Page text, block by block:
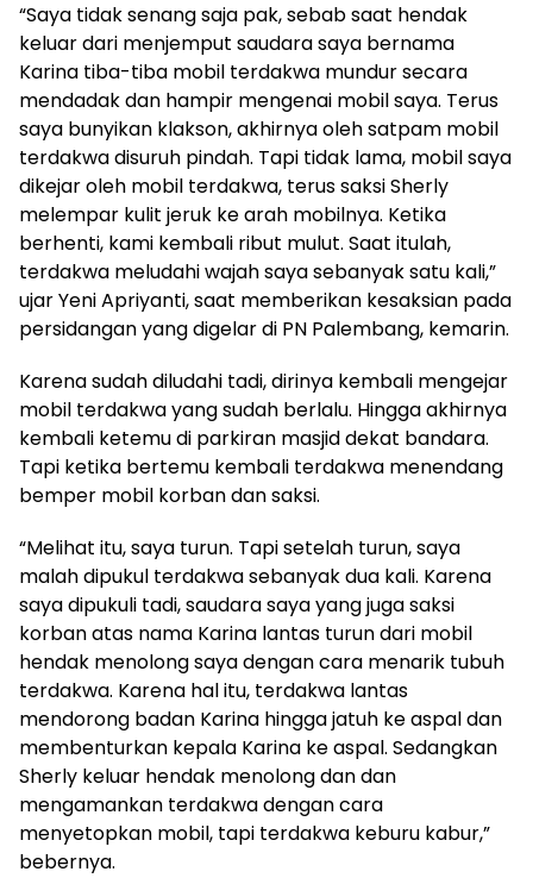
“Saya tidak senang saja pak, sebab saat hendak
keluar dari menjemput saudara saya bernama
Karina tiba-tiba mobil terdakwa mundur secara
mendadak dan hampir mengenai mobil saya. Terus
saya bunyikan klakson, akhirnya oleh satpam mobil
terdakwa disuruh pindah. Tapi tidak lama, mobil saya
dikejar oleh mobil terdakwa, terus saksi Sherly
melempar kulit jeruk ke arah mobilnya. Ketika
berhenti, kami kembali ribut mulut. Saat itulah,
terdakwa meludahi wajah saya sebanyak satu kali,”
ujar Yeni Apriyanti, saat memberikan kesaksian pada
persidangan yang digelar di PN Palembang, kemarin.
Karena sudah diludahi tadi, dirinya kembali mengejar
mobil terdakwa yang sudah berlalu. Hingga akhirnya
kembali ketemu di parkiran masjid dekat bandara.
Tapi ketika bertemu kembali terdakwa menendang
bemper mobil korban dan saksi.
“Melihat itu, saya turun. Tapi setelah turun, saya
malah dipukul terdakwa sebanyak dua kali. Karena
saya dipukuli tadi, saudara saya yang juga saksi
korban atas nama Karina lantas turun dari mobil
hendak menolong saya dengan cara menarik tubuh
terdakwa. Karena hal itu, terdakwa lantas
mendorong badan Karina hingga jatuh ke aspal dan
membenturkan kepala Karina ke aspal. Sedangkan
Sherly keluar hendak menolong dan dan
mengamankan terdakwa dengan cara
menyetopkan mobil, tapi terdakwa keburu kabur,”
bebernya.